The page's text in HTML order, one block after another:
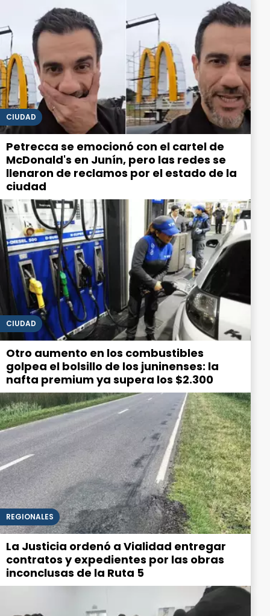
CIUDAD
Petrecca se emocionó con el cartel de
McDonald's en Junín, pero las redes se
llenaron de reclamos por el estado de la
ciudad
CIUDAD
Otro aumento en los combustibles
golpea el bolsillo de los juninenses: la
nafta premium ya supera los $2.300
REGIONALES
La Justicia ordenó a Vialidad entregar
contratos y expedientes por las obras
inconclusas de la Ruta 5